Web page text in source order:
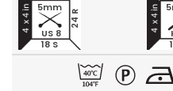
18 S
24 R
5mm
US 8